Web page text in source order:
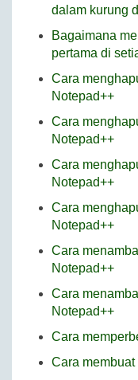
dalam kurung
Bagaimana
pertama di
Cara
Notepad++
Cara
Notepad++
Cara
Notepad++
Cara
Notepad++
Cara
Notepad++
Cara
Notepad++
Cara
Cara